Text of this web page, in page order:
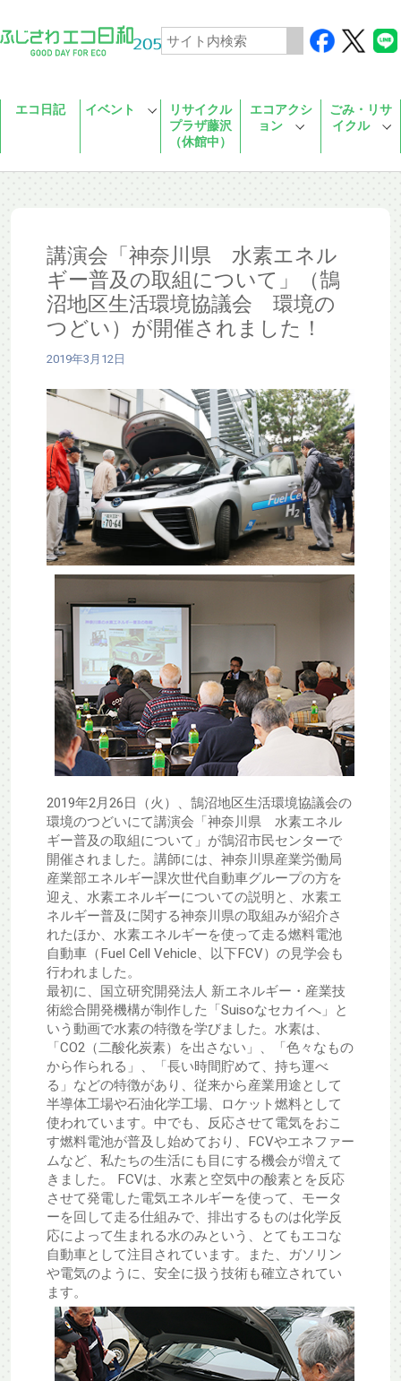
エコ日記 イベント
リサイクル
プラザ藤沢
（休館中）
エコアクシ
ョン
ごみ・リサ
イクル
講演会「神奈川県 水素エネル
ギー普及の取組について」（鵠
沼地区生活環境協議会 環境の
つどい）が開催されました！
2019年3月12日
2019年2月26日（火）、鵠沼地区生活環境協議会の
環境のつどいにて講演会「神奈川県 水素エネル
ギー普及の取組について」が鵠沼市民センターで
開催されました。講師には、神奈川県産業労働局
産業部エネルギー課次世代自動車グループの方を
迎え、水素エネルギーについての説明と、水素エ
ネルギー普及に関する神奈川県の取組みが紹介さ
れたほか、水素エネルギーを使って走る燃料電池
自動車（Fuel Cell Vehicle、以下FCV）の見学会も
行われました。
最初に、国立研究開発法人 新エネルギー・産業技
術総合開発機構が制作した「Suisoなセカイへ」と
いう動画で水素の特徴を学びました。水素は、
「CO2（二酸化炭素）を出さない」、「色々なもの
から作られる」、「長い時間貯めて、持ち運べ
る」などの特徴があり、従来から産業用途として
半導体工場や石油化学工場、ロケット燃料として
使われています。中でも、反応させて電気をおこ
す燃料電池が普及し始めており、FCVやエネファー
ムなど、私たちの生活にも目にする機会が増えて
きました。 FCVは、水素と空気中の酸素とを反応
させて発電した電気エネルギーを使って、モータ
ーを回して走る仕組みで、排出するものは化学反
応によって生まれる水のみという、とてもエコな
自動車として注目されています。また、ガソリン
や電気のように、安全に扱う技術も確立されてい
ます。